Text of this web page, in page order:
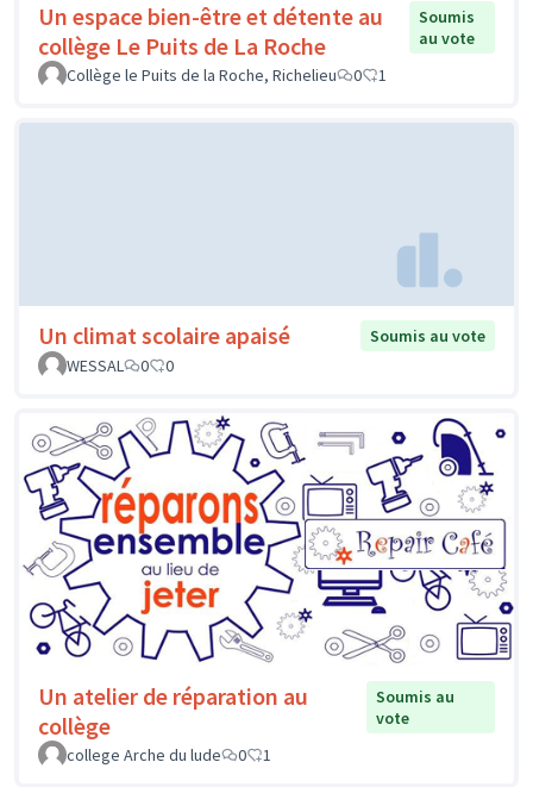
Un espace bien-être et détente au
collège Le Puits de La Roche
Soumis
au vote
Collège le Puits de la Roche, Richelieu
0 1
Un climat scolaire apaisé
Soumis au vote
WESSAL
0 0
Un atelier de réparation au
collège
Soumis au
vote
college Arche du lude
0 1